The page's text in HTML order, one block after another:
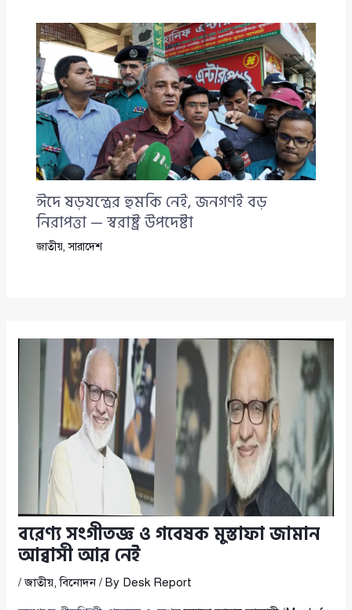
ঈদে ষড়যন্ত্রের হুমকি নেই, জনগণই বড়
নিরাপত্তা — স্বরাষ্ট্র উপদেষ্টা
জাতীয়,সারাদেশ
বরেণ্য সংগীতজ্ঞ ও গবেষক মুস্তাফা জামান
আব্বাসী আর নেই
/জাতীয়,বিনোদন/ By Desk Report